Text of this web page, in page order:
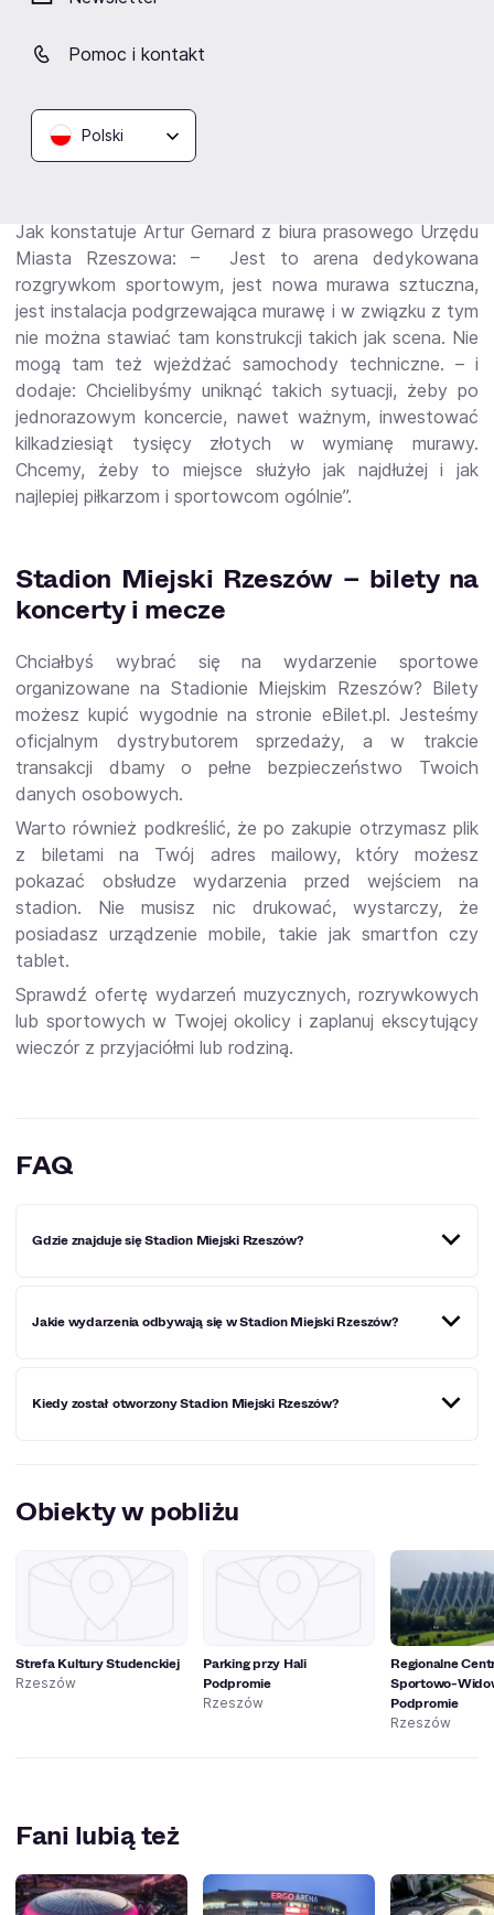
Pomoc i kontakt
Polski
Stadion Miejski Rzeszów – koncerty
W pierwszej połowie maja 2021 roku zakończyła się
Koncertyczy inne wydarzenia rozrywkowe
odbywające się na stadionie odchodzą do przeszłości.
Jak konstatuje Artur Gernard z biura prasowego Urzędu
Miasta Rzeszowa: – Jest to arena dedykowana
rozgrywkom sportowym, jest nowa murawa sztuczna,
jest instalacja podgrzewająca murawę i w związku z tym
nie można stawiać tam konstrukcji takich jak scena. Nie
mogą tam też wjeżdżać samochody techniczne. – i
dodaje: Chcielibyśmy uniknąć takich sytuacji, żeby po
jednorazowym koncercie, nawet ważnym, inwestować
kilkadziesiąt tysięcy złotych w wymianę murawy.
Chcemy, żeby to miejsce służyło jak najdłużej i jak
najlepiej piłkarzom i sportowcom ogólnie”.
Stadion Miejski Rzeszów – bilety na
koncerty i mecze
Chciałbyś wybrać się na wydarzenie sportowe
organizowane na Stadionie Miejskim Rzeszów? Bilety
możesz kupić wygodnie na stronie eBilet.pl. Jesteśmy
oficjalnym dystrybutorem sprzedaży, a w trakcie
transakcji dbamy o pełne bezpieczeństwo Twoich
danych osobowych.
Warto również podkreślić, że po zakupie otrzymasz plik
z biletami na Twój adres mailowy, który możesz
pokazać obsłudze wydarzenia przed wejściem na
stadion. Nie musisz nic drukować, wystarczy, że
posiadasz urządzenie mobile, takie jak smartfon czy
tablet.
Sprawdź ofertę wydarzeń muzycznych, rozrywkowych
lub sportowych w Twojej okolicy i zaplanuj ekscytujący
wieczór z przyjaciółmi lub rodziną.
FAQ
Gdzie znajduje się Stadion Miejski Rzeszów?
Hetmańska 69, przy skrzyżowaniu z ulicą Powstańców
Jakie wydarzenia odbywają się w Stadion Miejski Rzeszów?
wydarzenia sportowe. W przeszłości stadion był również
Kiedy został otworzony Stadion Miejski Rzeszów?
Rzeszów.
Obiekty w pobliżu
Strefa Kultury Studenckiej
Rzeszów
Parking przy Hali
Podpromie
Rzeszów
Regionalne
Sportowo-
Podpromie
Rzeszów
Fani lubią też